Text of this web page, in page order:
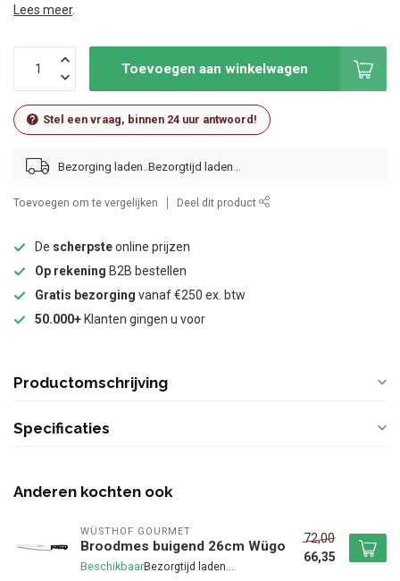
Lees meer.
Toevoegen aan winkelwagen
Stel een vraag, binnen 24 uur antwoord!
Bezorging laden..
Toevoegen om te vergelijken Deel dit product
De scherpsteonline prijzen
Op rekening B2B bestellen
Gratis bezorging vanaf €250 ex. btw
50.000+ Klanten gingen u voor
Productomschrijving
Specificaties
Anderen kochten ook
WÜSTHOF GOURMET
Broodmes buigend 26cm Wügo
Beschikbaar
72,00
66,35